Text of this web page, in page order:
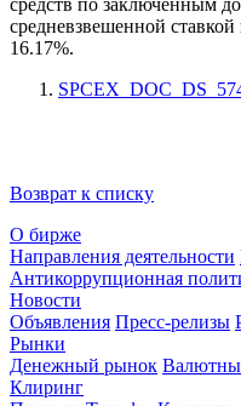
средств по заключенным
средневзвешенной
16.17%.
Возврат к списку
О бирже
Направления деятельности
Антикоррупционная
Новости
Объявления Пресс-релизы
Рынки
Денежный рынок
Клиринг